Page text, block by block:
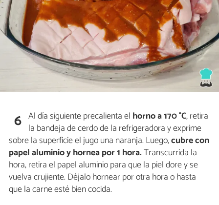
6 Al día siguiente precalienta el horno a 170 °C, retira
la bandeja de cerdode la refrigeradora y exprime
sobre la superficie el jugo una naranja. Luego,cubre con
papel aluminioyhornea por 1 hora.Transcurrida la
hora, retira el papel aluminio para que la piel dore y se
vuelva crujiente. Déjalo hornear por otra hora o hasta
que la carne esté bien cocida.